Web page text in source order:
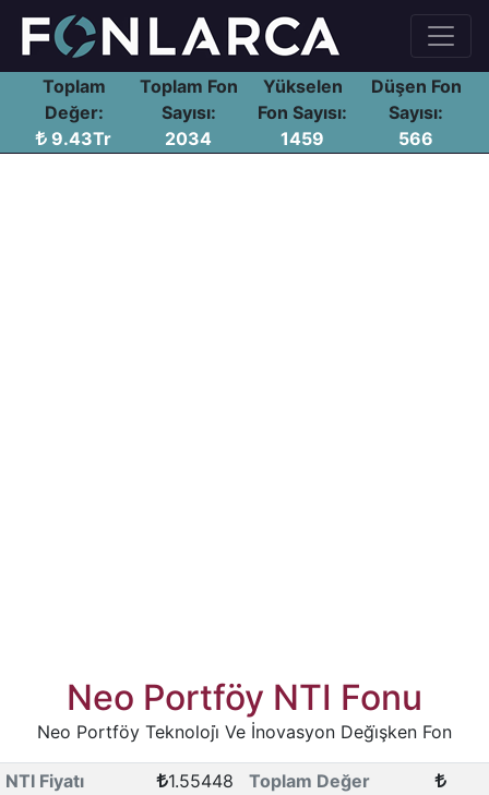
Toplam
Değer:
9.43Tr
Toplam Fon
Sayısı:
2034
Yükselen
Fon Sayısı:
1459
Düşen Fon
Sayısı:
566
Neo Portföy NTI Fonu
Neo Portföy Teknoloji̇ Ve İnovasyon Deği̇şken Fon
NTI Fiyatı 1.55448
Toplam Değer